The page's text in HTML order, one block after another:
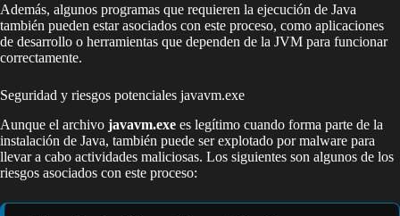
Además, algunos programas que requieren la ejecución de Java
también pueden estar asociados con este proceso, como aplicaciones
de desarrollo o herramientas que dependen de la JVM para funcionar
correctamente.
Seguridad y riesgos potenciales javavm.exe
Aunque el archivo javavm.exe es legítimo cuando forma parte de la
instalación de Java, también puede ser explotado por malware para
llevar a cabo actividades maliciosas. Los siguientes son algunos de los
riesgos asociados con este proceso: